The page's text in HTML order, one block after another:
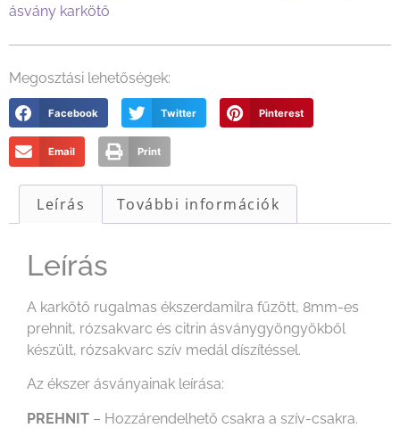
ásvány karkötő
Megosztási lehetőségek:
Facebook Twitter Pinterest
Email Print
Leírás További információk
Leírás
A karkötő rugalmas ékszerdamilra fűzött, 8mm-es
prehnit, rózsakvarc és citrin ásványgyöngyökből
készült, rózsakvarc szív medál díszítéssel.
Az ékszer ásványainak leírása:
PREHNIT – Hozzárendelhető csakra a szív-csakra.